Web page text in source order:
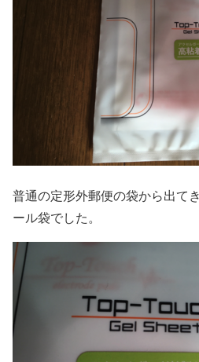
普通の定形外郵便の袋から出て
ール袋でした。